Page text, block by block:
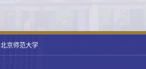
北京师范大学